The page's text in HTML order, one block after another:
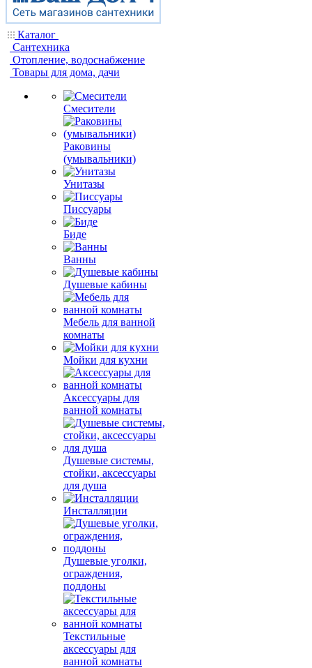
Каталог
Сантехника
Отопление, водоснабжение
Товары для дома, дачи
Смесители
Раковины
(умывальники)
Унитазы
Писсуары
Биде
Ванны
Душевые кабины
Мебель для ванной
комнаты
Мойки для кухни
Аксессуары для
ванной комнаты
Душевые системы,
стойки, аксессуары
для душа
Инсталляции
Душевые уголки,
ограждения,
поддоны
Текстильные
аксессуары для
ванной комнаты